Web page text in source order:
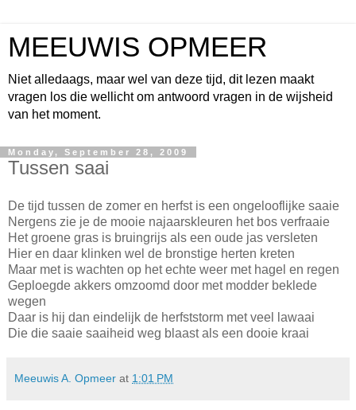
MEEUWIS OPMEER
Niet alledaags, maar wel van deze tijd, dit lezen maakt
vragen los die wellicht om antwoord vragen in de wijsheid
van het moment.
Monday, September 28, 2009
Tussen saai
De tijd tussen de zomer en herfst is een ongelooflijke saaie
Nergens zie je de mooie najaarskleuren het bos verfraaie
Het groene gras is bruingrijs als een oude jas versleten
Hier en daar klinken wel de bronstige herten kreten
Maar met is wachten op het echte weer met hagel en regen
Geploegde akkers omzoomd door met modder beklede
wegen
Daar is hij dan eindelijk de herfststorm met veel lawaai
Die die saaie saaiheid weg blaast als een dooie kraai
Meeuwis A. Opmeer at 1:01 PM